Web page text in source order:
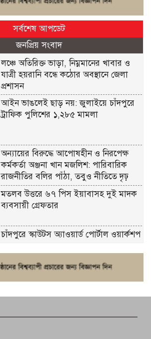
সর্বশেষ আপডেট
জনপ্রিয় সংবাদ
লঞ্চে অতিরিক্ত ভাড়া, নিম্নমানের খাবার ও
যাত্রী হয়রানি বন্ধে কঠোর অবস্থানে জেলা
প্রশাসন
আইন ভাঙলেই ছাড় নয়: জুলাইয়ে চাঁদপুরে
ট্রাফিক পুলিশের ১,২৮৫ মামলা
অন্যায়ের বিরুদ্ধে আপোষহীন ও নিরপেক্ষ
কর্মকর্তা অঞ্জনা খান মজলিশ: পারিবারিক
রাজনীতির বলির পাঁঠা, তবুও নীতিতে দৃঢ়
মতলব উত্তরে ৬৭ পিস ইয়াবাসহ দুই মাদক
ব্যবসায়ী গ্রেফতার
চাঁদপুরে স্কাউটস অ্যাওয়ার্ড পোর্টাল ওয়ার্কশপ